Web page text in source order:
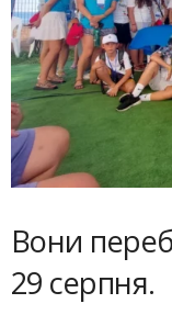
Вони
29 серпня.